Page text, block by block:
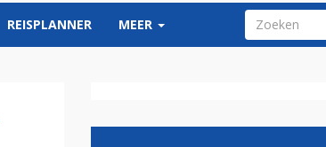
REISPLANNER MEER ZOEKVELD